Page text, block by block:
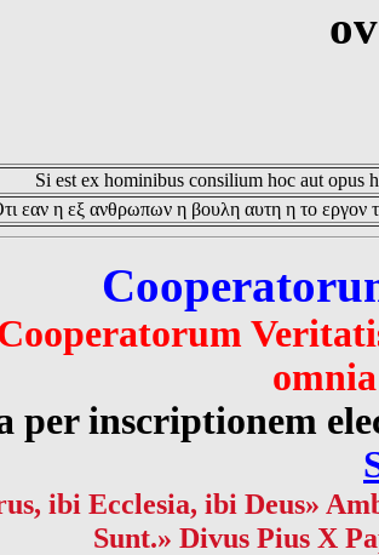
Si est ex hominibus consilium hoc aut opus
εαν η εξ ανθρωπων η βουλη αυτη η το εργον
per inscriptionem
ibi Ecclesia, ibi Deus»
Sunt.» Divus Pius X